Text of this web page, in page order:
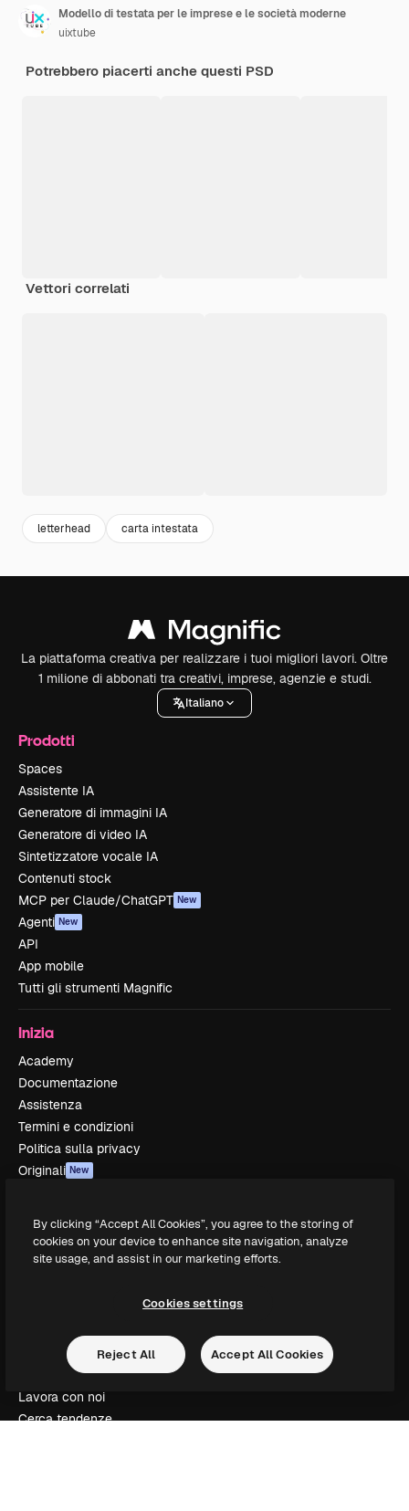
Modello di testata per le imprese e le società moderne
uixtube
Potrebbero piacerti anche questi PSD
Vettori correlati
letterhead carta intestata
La piattaforma creativa per realizzare i tuoi migliori lavori. Oltre
1 milione di abbonati tra creativi, imprese, agenzie e studi.
Italiano
Prodotti
Spaces
Assistente IA
Generatore di immagini IA
Generatore di video IA
Sintetizzatore vocale IA
Contenuti stock
MCP per Claude/ChatGPT New
Agenti New
API
App mobile
Tutti gli strumenti Magnific
Inizia
Academy
Documentazione
Assistenza
Termini e condizioni
Politica sulla privacy
Originali New
Affiliati
Aziende
Chi siamo
Recensioni
Lavora con noi
Cerca tendenze
By clicking “Accept All Cookies”, you agree to the storing of
cookies on your device to enhance site navigation, analyze
site usage, and assist in our marketing efforts.
Cookies settings
Reject All Accept All Cookies